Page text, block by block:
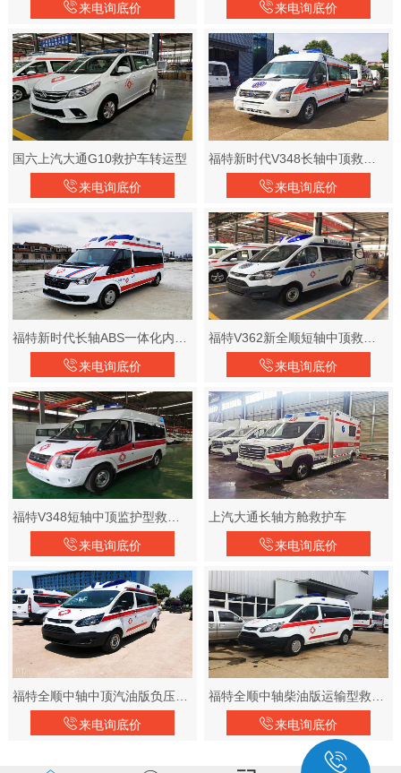
来电询底价
来电询底价
国六上汽大通G10救护车转运型
来电询底价
福特新时代V348长轴中顶救护车
来电询底价
福特新时代长轴ABS一体化内饰救护车
来电询底价
福特V362新全顺短轴中顶救护车
来电询底价
福特V348短轴中顶监护型救护车
来电询底价
上汽大通长轴方舱救护车
来电询底价
福特全顺中轴中顶汽油版负压救护车
来电询底价
福特全顺中轴柴油版运输型救护车
来电询底价